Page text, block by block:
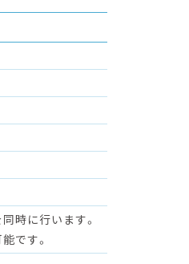
時に行います。
です。